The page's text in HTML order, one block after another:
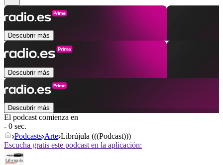
Descubrir más
Descubrir más
Descubrir más
El podcast comienza en
- 0 sec.
Podcasts Arte Librújula (((Podcast)))
Escucha gratis este podcast en la aplicación: